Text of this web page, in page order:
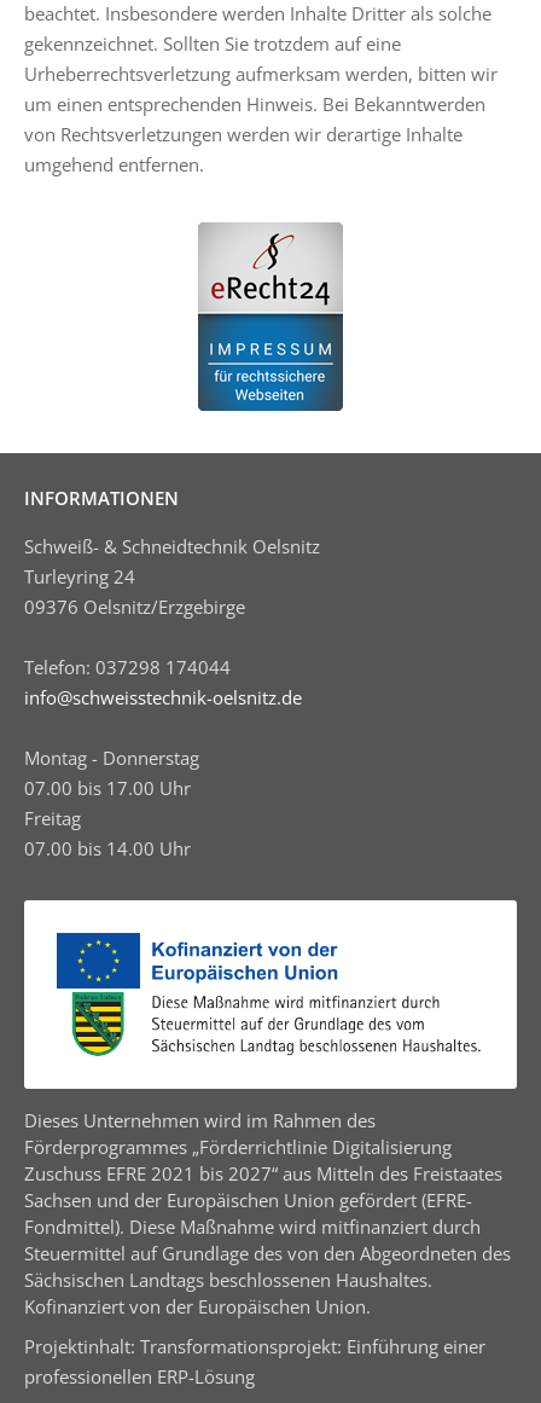
beachtet. Insbesondere werden Inhalte Dritter als solche
gekennzeichnet. Sollten Sie trotzdem auf eine
Urheberrechtsverletzung aufmerksam werden, bitten wir
um einen entsprechenden Hinweis. Bei Bekanntwerden
von Rechtsverletzungen werden wir derartige Inhalte
umgehend entfernen.
INFORMATIONEN
Schweiß- & Schneidtechnik Oelsnitz
Turleyring 24
09376 Oelsnitz/Erzgebirge
Telefon: 037298 174044
info@schweisstechnik-oelsnitz.de
Montag - Donnerstag
07.00 bis 17.00 Uhr
Freitag
07.00 bis 14.00 Uhr
Dieses Unternehmen wird im Rahmen des
Förderprogrammes „Förderrichtlinie Digitalisierung
Zuschuss EFRE 2021 bis 2027“ aus Mitteln des Freistaates
Sachsen und der Europäischen Union gefördert (EFRE-
Fondmittel). Diese Maßnahme wird mitfinanziert durch
Steuermittel auf Grundlage des von den Abgeordneten des
Sächsischen Landtags beschlossenen Haushaltes.
Kofinanziert von der Europäischen Union.
Projektinhalt: Transformationsprojekt: Einführung einer
professionellen ERP-Lösung